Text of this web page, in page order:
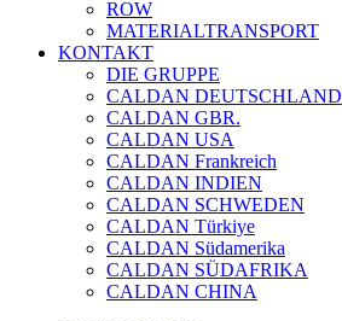
ROW
MATERIALTRANSPORT
KONTAKT
DIE GRUPPE
CALDAN DEUTSCHLAND
CALDAN GBR.
CALDAN USA
CALDAN Frankreich
CALDAN INDIEN
CALDAN SCHWEDEN
CALDAN Türkiye
CALDAN Südamerika
CALDAN SÜDAFRIKA
CALDAN CHINA